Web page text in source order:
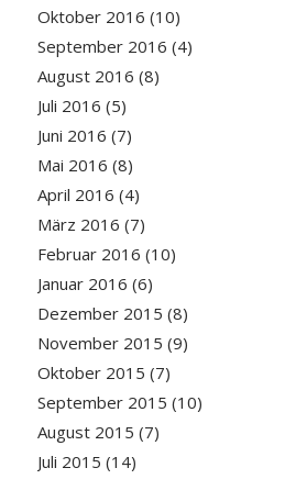
Oktober 2016 (10)
September 2016 (4)
August 2016 (8)
Juli 2016 (5)
Juni 2016 (7)
Mai 2016 (8)
April 2016 (4)
März 2016 (7)
Februar 2016 (10)
Januar 2016 (6)
Dezember 2015 (8)
November 2015 (9)
Oktober 2015 (7)
September 2015 (10)
August 2015 (7)
Juli 2015 (14)